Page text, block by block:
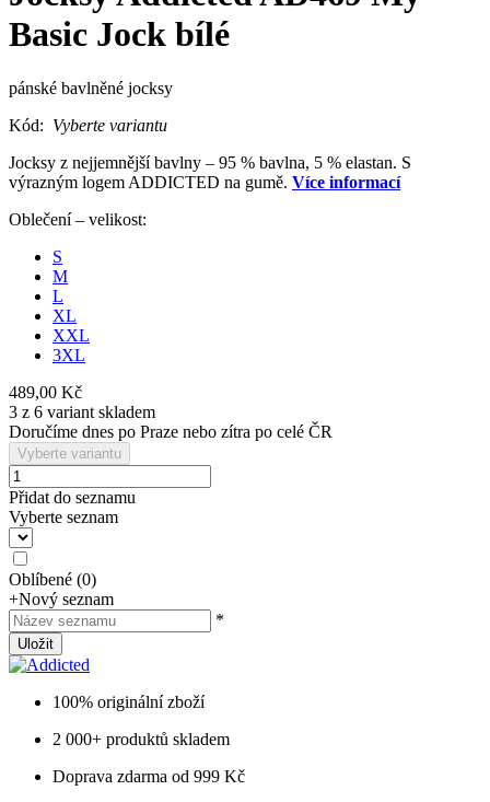
Basic Jock bílé
pánské bavlněné jocksy
Kód: Vyberte variantu
Jocksy z nejjemnější bavlny – 95 % bavlna, 5 % elastan. S
výrazným logem ADDICTED na gumě. Více informací
Oblečení – velikost:
S
M
L
XL
XXL
3XL
489,00 Kč
3 z 6 variant skladem
Doručíme dnes po Praze nebo zítra po celé ČR
Vyberte variantu
Přidat do seznamu
Vyberte seznam
Oblíbené (0)
+Nový seznam
*
Uložit
100% originální zboží
2 000+ produktů skladem
Doprava zdarma od 999 Kč